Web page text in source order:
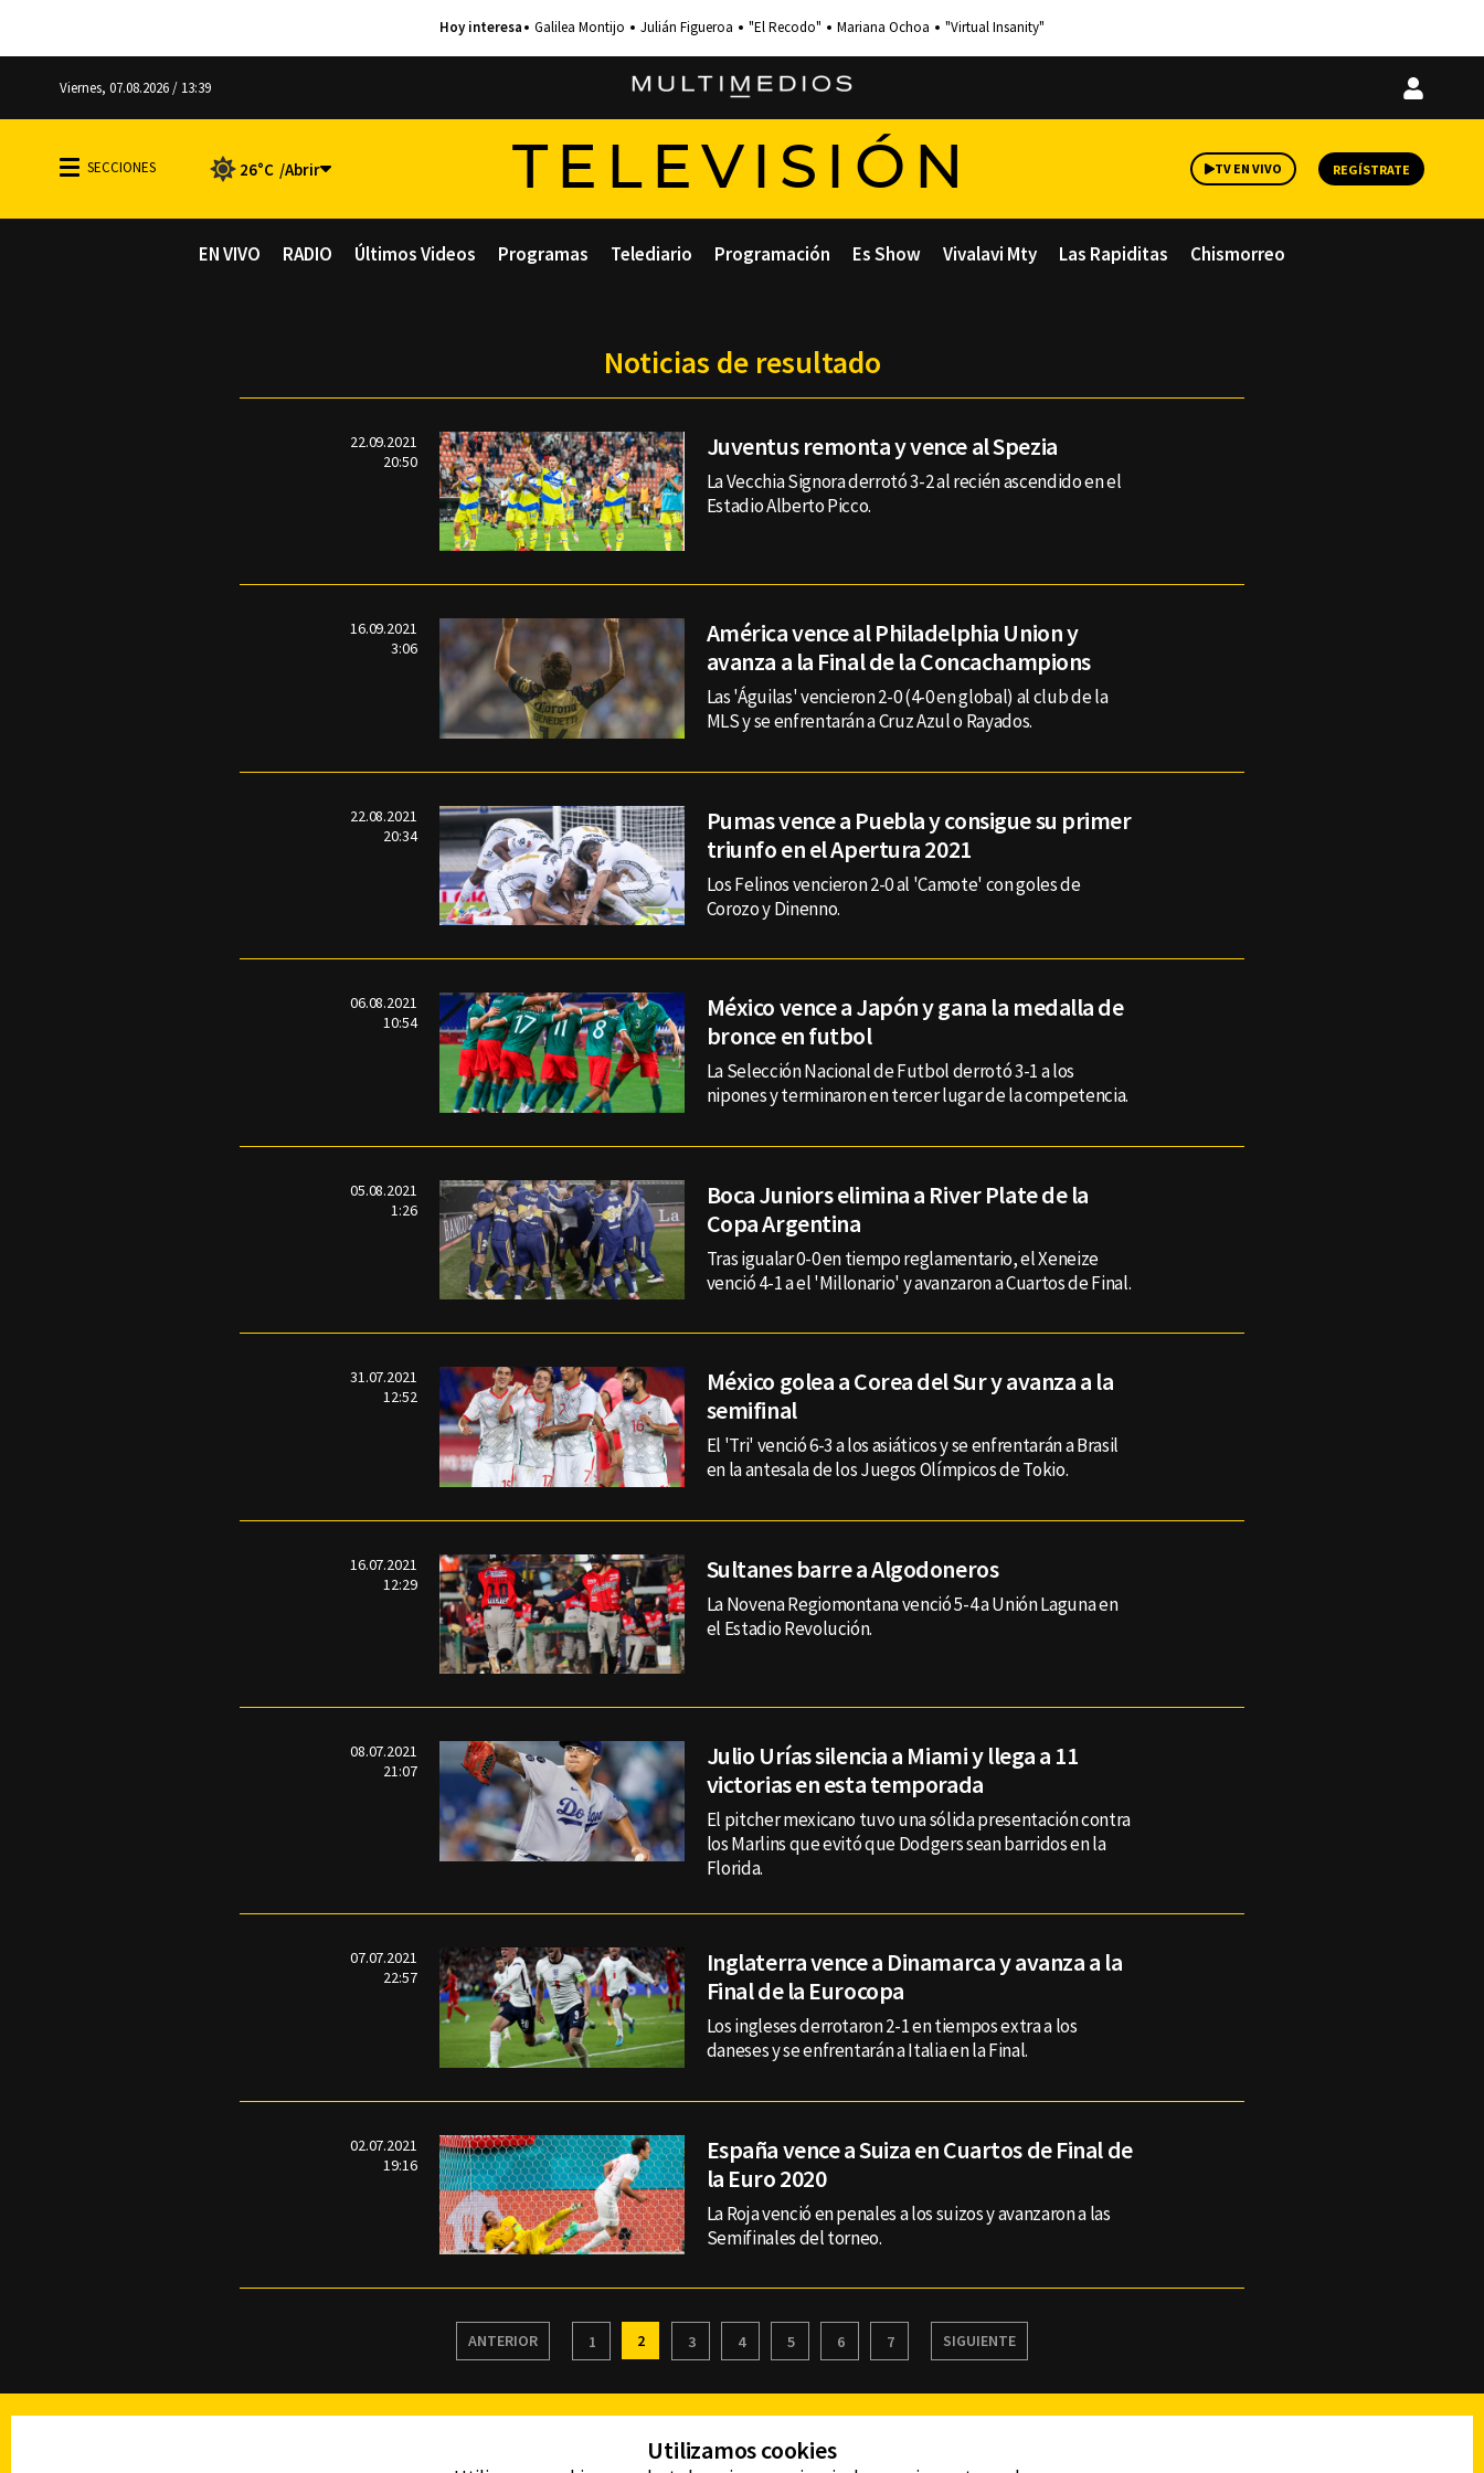
Galilea Montijo Julián Figueroa "El Recodo" Mariana Ochoa "Virtual Insanity"
Viernes, 07.08.2026 / 13:39
Iniciar
26°C TELEVISIÓN TV EN VIVO REGÍSTRATE
EN VIVO RADIO Últimos Videos Programas Telediario Programación Es Show Vivalavi Mty Las Rapiditas Chismorreo
Noticias de resultado
22.09.2021
20:50
Juventus remonta y vence al Spezia
La Vecchia Signora derrotó 3-2 al recién ascendido en el
Estadio Alberto Picco.
16.09.2021
3:06
América vence al Philadelphia Union y
avanza a la Final de la Concachampions
Las 'Águilas' vencieron 2-0 (4-0 en global) al club de la
MLS y se enfrentarán a Cruz Azul o Rayados.
22.08.2021
20:34
Pumas vence a Puebla y consigue su primer
triunfo en el Apertura 2021
Los Felinos vencieron 2-0 al 'Camote' con goles de
Corozo y Dinenno.
06.08.2021
10:54
México vence a Japón y gana la medalla de
bronce en futbol
La Selección Nacional de Futbol derrotó 3-1 a los
nipones y terminaron en tercer lugar de la competencia.
05.08.2021
1:26
Boca Juniors elimina a River Plate de la
Copa Argentina
Tras igualar 0-0 en tiempo reglamentario, el Xeneize
venció 4-1 a el 'Millonario' y avanzaron a Cuartos de Final.
31.07.2021
12:52
México golea a Corea del Sur y avanza a la
semifinal
El 'Tri' venció 6-3 a los asiáticos y se enfrentarán a Brasil
en la antesala de los Juegos Olímpicos de Tokio.
16.07.2021
12:29
Sultanes barre a Algodoneros
La Novena Regiomontana venció 5-4 a Unión Laguna en
el Estadio Revolución.
08.07.2021
21:07
Julio Urías silencia a Miami y llega a 11
victorias en esta temporada
El pitcher mexicano tuvo una sólida presentación contra
los Marlins que evitó que Dodgers sean barridos en la
Florida.
07.07.2021
22:57
Inglaterra vence a Dinamarca y avanza a la
Final de la Eurocopa
Los ingleses derrotaron 2-1 en tiempos extra a los
daneses y se enfrentarán a Italia en la Final.
02.07.2021
19:16
España vence a Suiza en Cuartos de Final de
la Euro 2020
La Roja venció en penales a los suizos y avanzaron a las
Semifinales del torneo.
ANTERIOR 1 2 3 4 5 6 7 SIGUIENTE
Utilizamos cookies